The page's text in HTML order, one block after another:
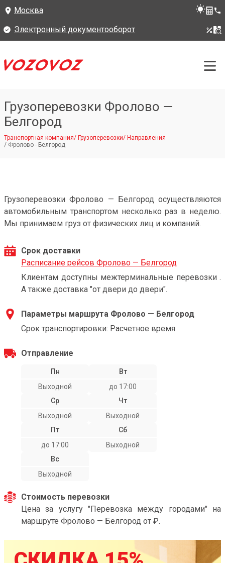
Москва
Электронный документооборот
Грузоперевозки Фролово —
Белгород
Транспортная компания/ Грузоперевозки/ Направления
/ Фролово - Белгород
Грузоперевозки Фролово — Белгород осуществляются
автомобильным транспортом несколько раз в неделю.
Мы принимаем груз от физических лиц и компаний.
Срок доставки
Расписание рейсов Фролово — Белгород
Клиентам доступны межтерминальные перевозки .
А также доставка "от двери до двери".
Параметры маршрута Фролово — Белгород
Срок транспортировки: Расчетное время
Отправление
Пн
Выходной
Вт
до 17:00
Ср
Выходной
Чт
Выходной
Пт
до 17:00
Сб
Выходной
Вс
Выходной
Стоимость перевозки
Цена за услугу "Перевозка между городами" на
маршруте Фролово — Белгород от ₽.